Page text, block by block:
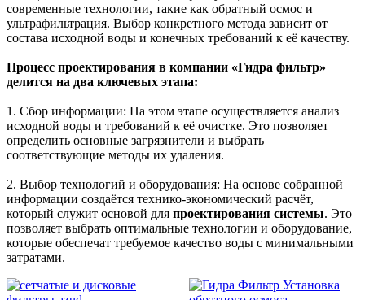
современные технологии, такие как обратный осмос и
ультрафильтрация. Выбор конкретного метода зависит от
состава исходной воды и конечных требований к её качеству.
Процесс проектирования в компании «Гидра фильтр»
делится на два ключевых этапа:
1. Сбор информации: На этом этапе осуществляется анализ
исходной воды и требований к её очистке. Это позволяет
определить основные загрязнители и выбрать
соответствующие методы их удаления.
2. Выбор технологий и оборудования: На основе собранной
информации создаётся технико-экономический расчёт,
который служит основой для проектирования системы. Это
позволяет выбрать оптимальные технологии и оборудование,
которые обеспечат требуемое качество воды с минимальными
затратами.